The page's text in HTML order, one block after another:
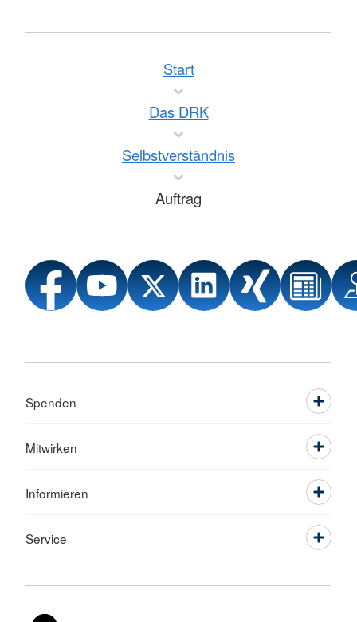
Start
Das DRK
Selbstverständnis
Auftrag
Spenden
Mitwirken
Informieren
Service
Sprache wechseln zu